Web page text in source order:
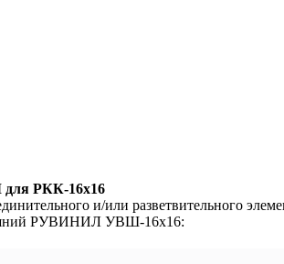
РКК-16х16
и/или разветвительного
РУВИНИЛ УВШ-16х16: